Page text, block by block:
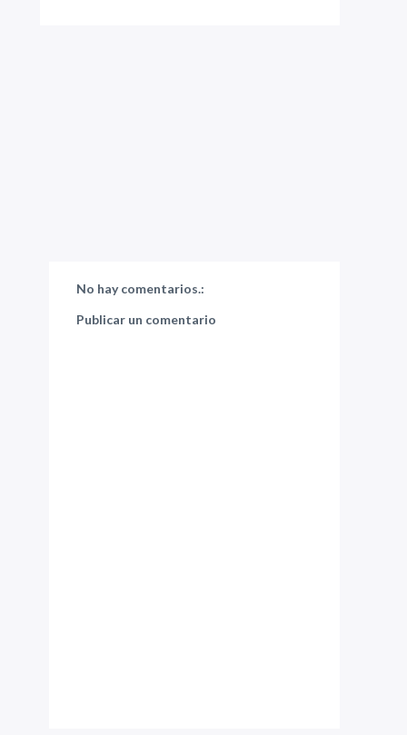
No hay comentarios.:
Publicar un comentario